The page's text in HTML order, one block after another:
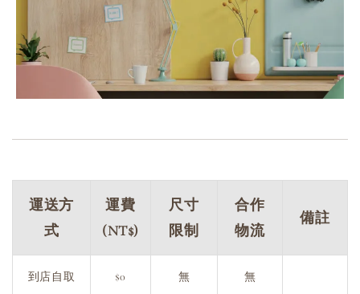
運送方
式
運費
(NT$)
尺寸
限制
合作
物流
備註
到店自取 $0 無 無